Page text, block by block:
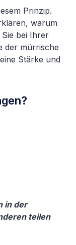
Prinzip.
warum
Sie bei Ihrer
der mürrische
Stärke und
in der
teilen